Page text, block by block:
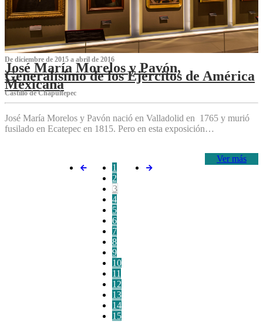
De diciembre de 2015 a abril de 2016
José María Morelos y Pavón,
Generalísimo de los Ejércitos de América
Mexicana
C‌astillo de Chapultepec
José María Morelos y Pavón nació en Valladolid en 1765 y murió
fusilado en Ecatepec en 1815. Pero en esta exposición…
Ver más
1
2
3
4
5
6
7
8
9
10
11
12
13
14
15